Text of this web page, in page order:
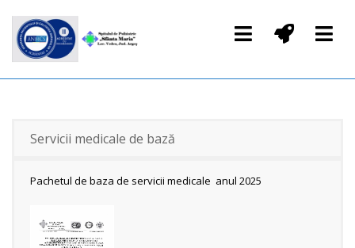
Servicii medicale de bază
Pachetul de baza de servicii medicale anul 2025